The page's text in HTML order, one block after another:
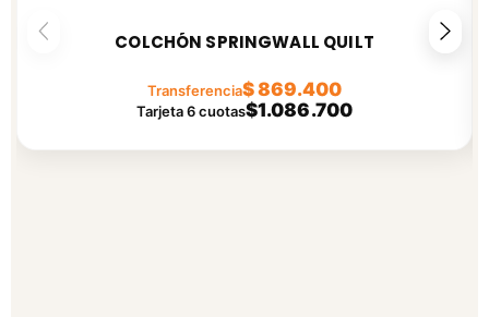
COLCHÓN SPRINGWALL QUILT
Transferencia$ 869.400
Tarjeta 6 cuotas$1.086.700